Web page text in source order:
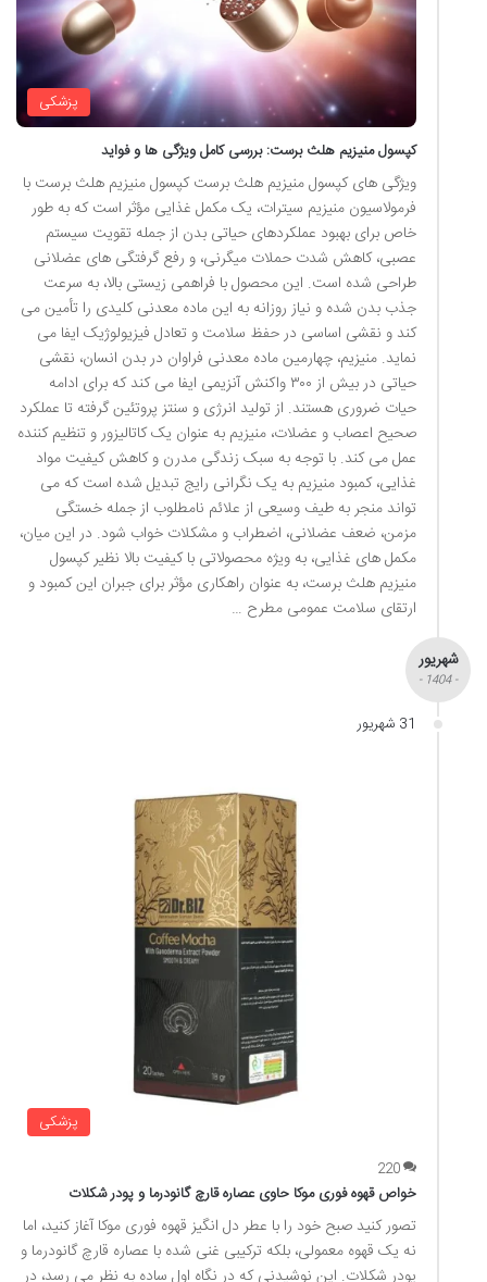
پزشکی
کپسول منیزیم هلث برست: بررسی کامل ویژگی ها و فواید
ویژگی های کپسول منیزیم هلث برست کپسول منیزیم هلث برست با
فرمولاسیون منیزیم سیترات، یک مکمل غذایی مؤثر است که به طور
خاص برای بهبود عملکردهای حیاتی بدن از جمله تقویت سیستم
عصبی، کاهش شدت حملات میگرنی، و رفع گرفتگی های عضلانی
طراحی شده است. این محصول با فراهمی زیستی بالا، به سرعت
جذب بدن شده و نیاز روزانه به این ماده معدنی کلیدی را تأمین می
کند و نقشی اساسی در حفظ سلامت و تعادل فیزیولوژیک ایفا می
نماید. منیزیم، چهارمین ماده معدنی فراوان در بدن انسان، نقشی
حیاتی در بیش از ۳۰۰ واکنش آنزیمی ایفا می کند که برای ادامه
حیات ضروری هستند. از تولید انرژی و سنتز پروتئین گرفته تا عملکرد
صحیح اعصاب و عضلات، منیزیم به عنوان یک کاتالیزور و تنظیم کننده
عمل می کند. با توجه به سبک زندگی مدرن و کاهش کیفیت مواد
غذایی، کمبود منیزیم به یک نگرانی رایج تبدیل شده است که می
تواند منجر به طیف وسیعی از علائم نامطلوب از جمله خستگی
مزمن، ضعف عضلانی، اضطراب و مشکلات خواب شود. در این میان،
مکمل های غذایی، به ویژه محصولاتی با کیفیت بالا نظیر کپسول
منیزیم هلث برست، به عنوان راهکاری مؤثر برای جبران این کمبود و
ارتقای سلامت عمومی مطرح …
شهریور
- 1404 -
31 شهریور
پزشکی
220
خواص قهوه فوری موکا حاوی عصاره قارچ گانودرما و پودر شکلات
تصور کنید صبح خود را با عطر دل انگیز قهوه فوری موکا آغاز کنید، اما
نه یک قهوه معمولی، بلکه ترکیبی غنی شده با عصاره قارچ گانودرما و
پودر شکلات. این نوشیدنی که در نگاه اول ساده به نظر می رسد، در